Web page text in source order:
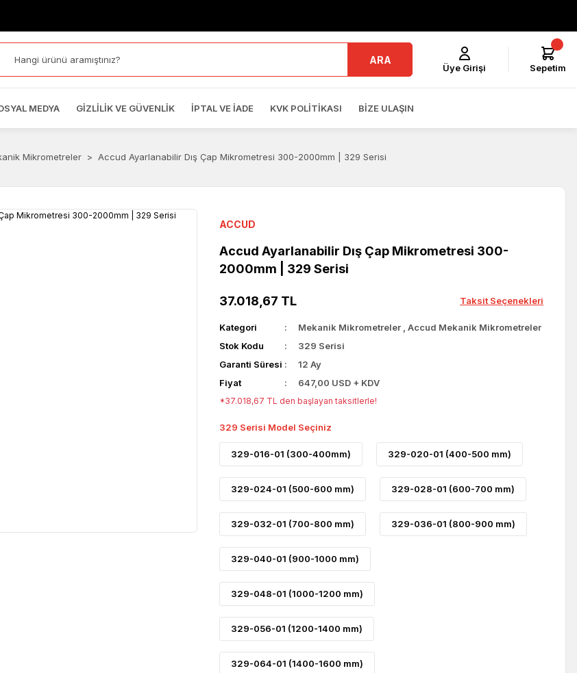
ARA
Üye Girişi Sepetim
MEDYA GIZLILIK VE GÜVENLIK İPTAL VE İADE KVK POLITIKASI BIZE ULAŞIN
Mikrometreler Accud Ayarlanabilir Dış Çap Mikrometresi 300-2000mm | 329 Serisi
ACCUD
Accud Ayarlanabilir Dış Çap Mikrometresi 300-
2000mm | 329 Serisi
37.018,67 TL Taksit Seçenekleri
Kategori Mekanik Mikrometreler
Accud Mekanik Mikrometreler
Stok Kodu
329 Serisi
Garanti Süresi
12 Ay
Fiyat
647,00 USD + KDV
*37.018,67 TL den başlayan taksitlerle!
329 Serisi Model Seçiniz
329-016-01 (300-400mm) 329-020-01 (400-500 mm)
329-024-01 (500-600 mm) 329-028-01 (600-700 mm)
329-032-01 (700-800 mm) 329-036-01 (800-900 mm)
329-040-01 (900-1000 mm)
329-048-01 (1000-1200 mm)
329-056-01 (1200-1400 mm)
329-064-01 (1400-1600 mm)